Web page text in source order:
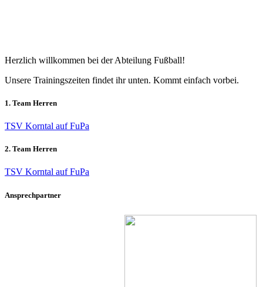
Herzlich willkommen bei der Abteilung Fußball!
Unsere Trainingszeiten findet ihr unten. Kommt einfach vorbei.
1. Team Herren
TSV Korntal auf FuPa
2. Team Herren
TSV Korntal auf FuPa
Ansprechpartner